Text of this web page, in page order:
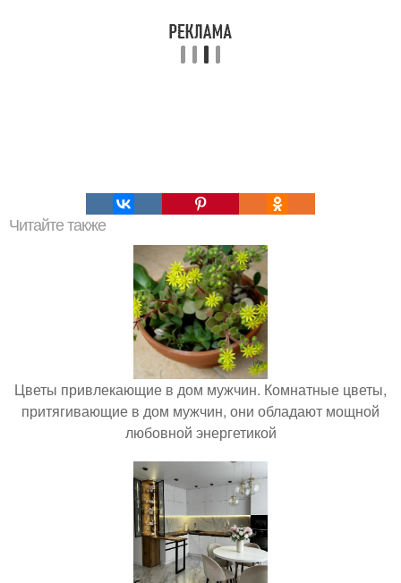
Читайте также
Цветы привлекающие в дом мужчин. Комнатные цветы,
притягивающие в дом мужчин, они обладают мощной
любовной энергетикой